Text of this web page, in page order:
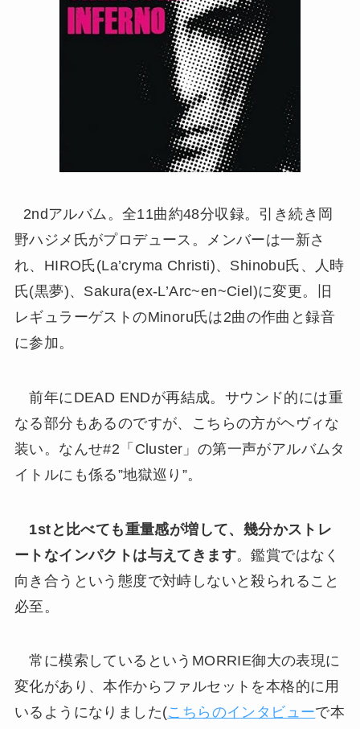
2ndアルバム。全11曲約48分収録。引き続き岡
野ハジメ氏がプロデュース。メンバーは一新さ
れ、HIRO氏(La’cryma Christi)、Shinobu氏、人時
氏(黒夢)、Sakura(ex-L’Arc~en~Ciel)に変更。旧
レギュラーゲストのMinoru氏は2曲の作曲と録音
に参加。
前年にDEAD ENDが再結成。サウンド的には重
なる部分もあるのですが、こちらの方がヘヴィな
装い。なんせ#2「Cluster」の第一声がアルバムタ
イトルにも係る”地獄巡り”。
1stと比べても重量感が増して、幾分かストレ
ートなインパクトは与えてきます。鑑賞ではなく
向き合うという態度で対峙しないと殺られること
必至。
常に模索しているというMORRIE御大の表現に
変化があり、本作からファルセットを本格的に用
いるようになりました(こちらのインタビューで本